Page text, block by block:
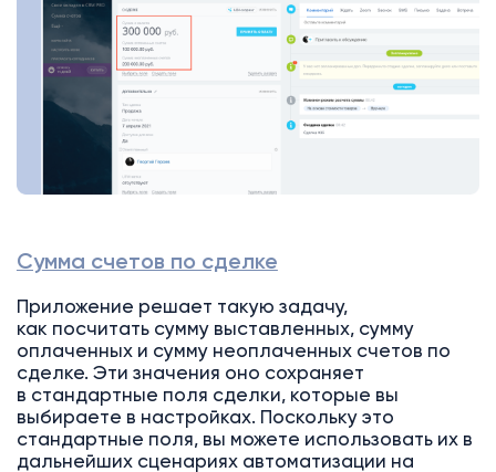
Сумма счетов по сделке
Приложение решает такую задачу,
как посчитать сумму выставленных, сумму
оплаченных и сумму неоплаченных счетов по
сделке. Эти значения оно сохраняет
в стандартные поля сделки, которые вы
выбираете в настройках. Поскольку это
стандартные поля, вы можете использовать их в
дальнейших сценариях автоматизации на